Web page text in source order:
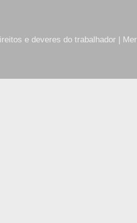
e deveres do trabalhador |